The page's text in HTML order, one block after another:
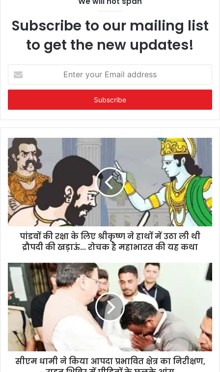
Subscribe to our mailing list
to get the new updates!
your
Email
पांडवों की रक्षा के लिए श्रीकृष्ण ने हाथों में उठा ली थी
द्रौपदी की खड़ाऊं... रोचक है महाभारत की यह कथा
सीएम धामी ने किया आपदा प्रभावित क्षेत्र का निरीक्षण,